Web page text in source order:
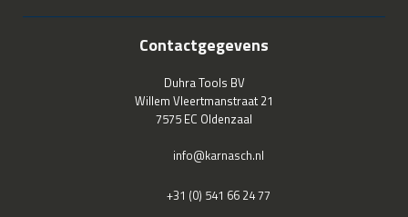
Contactgegevens
Duhra Tools BV
Willem Vleertmanstraat 21
7575 EC Oldenzaal
info@karnasch.nl
+31 (0) 541 66 24 77